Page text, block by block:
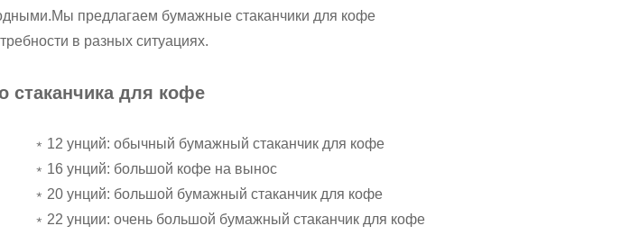
Мы предлагаем бумажные стаканчики для кофе
в разных ситуациях.
стаканчика для кофе
﹡12 унций: обычный бумажный стаканчик для кофе
﹡16 унций: большой кофе на вынос
﹡20 унций: большой бумажный стаканчик для кофе
﹡22 унции: очень большой бумажный стаканчик для кофе